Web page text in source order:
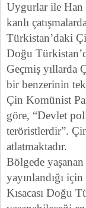
Uygurlar ile Han
kanlı
Türkistan’daki
Doğu
Geçmiş yıllarda
bir benzerinin
Çin Komünist
göre, “Devlet
teröristlerdir”.
atlatmaktadır.
Bölgede
yayınlandığı
Kısacası Doğu